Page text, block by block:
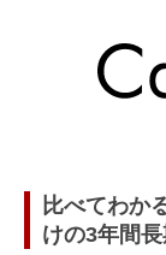
比べてわか
けの3年間